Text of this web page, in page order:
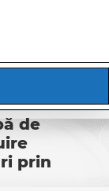
de
prin